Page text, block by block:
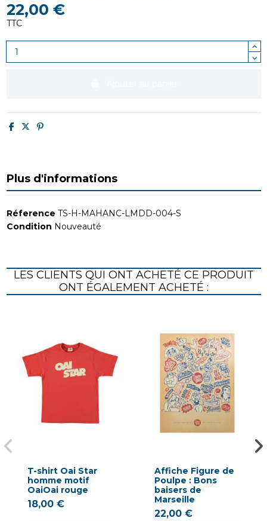
22,00 €
TTC
Plus d'informations
Réference TS-H-MAHANC-LMDD-004-S
Condition Nouveauté
LES CLIENTS QUI ONT ACHETÉ CE PRODUIT
ONT ÉGALEMENT ACHETÉ :
T-shirt Oai Star
homme motif
OaiOai rouge
18,00 €
Affiche Figure de
Poulpe : Bons
baisers de
Marseille
22,00 €